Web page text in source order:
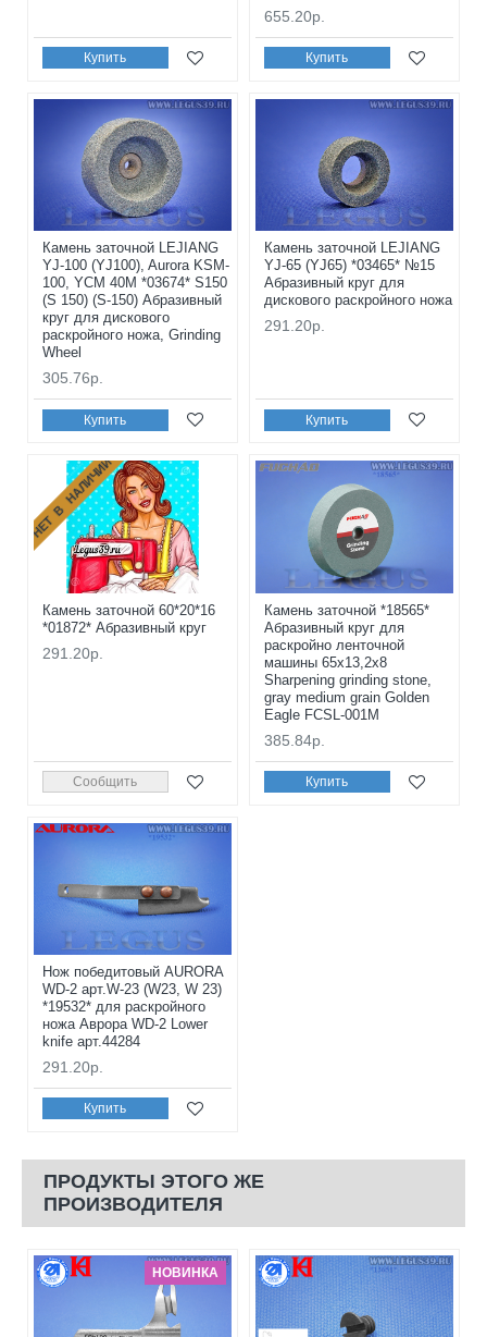
Купить
655.20р.
Купить
Камень заточной LEJIANG
YJ-100 (YJ100), Aurora KSM-
100, YCM 40M *03674* S150
(S 150) (S-150) Абразивный
круг для дискового
раскройного ножа, Grinding
Wheel
305.76р.
Купить
Камень заточной LEJIANG
YJ-65 (YJ65) *03465* №15
Абразивный круг для
дискового раскройного ножа
291.20р.
Купить
НЕТ В НАЛИЧИИ
Камень заточной 60*20*16
*01872* Абразивный круг
291.20р.
Сообщить
Камень заточной *18565*
Абразивный круг для
раскройно ленточной
машины 65x13,2x8
Sharpening grinding stone,
gray medium grain Golden
Eagle FCSL-001M
385.84р.
Купить
Нож победитовый AURORA
WD-2 арт.W-23 (W23, W 23)
*19532* для раскройного
ножа Аврора WD-2 Lower
knife арт.44284
291.20р.
Купить
ПРОДУКТЫ ЭТОГО ЖЕ
ПРОИЗВОДИТЕЛЯ
НОВИНКА